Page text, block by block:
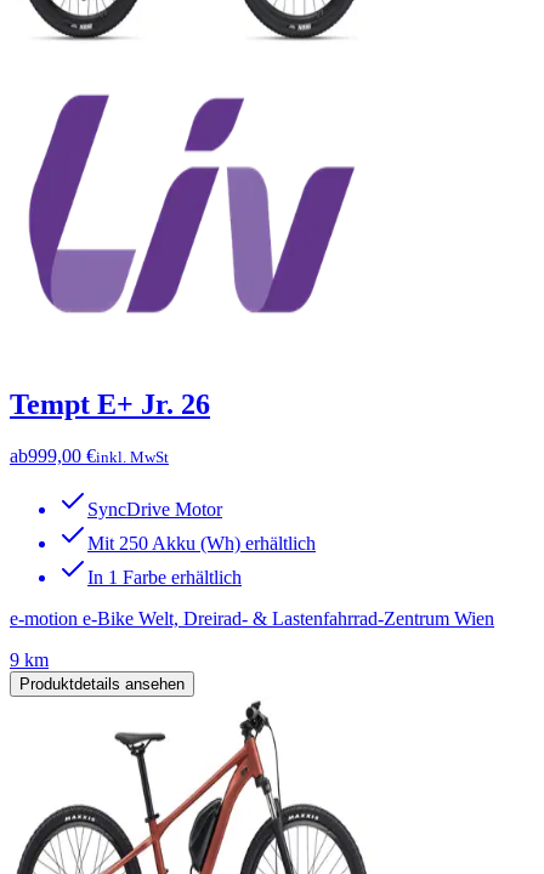
Tempt E+ Jr. 26
ab999,00 €inkl. MwSt
SyncDrive Motor
Mit 250 Akku (Wh) erhältlich
In 1 Farbe erhältlich
e-motion e-Bike Welt, Dreirad- & Lastenfahrrad-Zentrum Wien
9 km
Produktdetails ansehen